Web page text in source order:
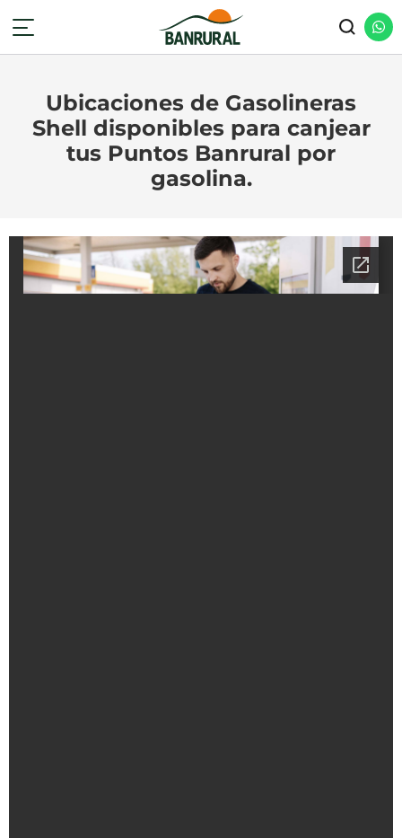
Ubicaciones de Gasolineras
Shell disponibles para canjear
tus Puntos Banrural por
gasolina.